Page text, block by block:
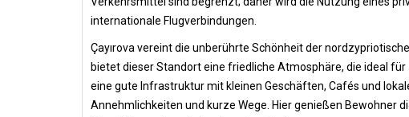
internationale Flugverbindungen.
Çayırova vereint die unberührte Schönheit der
bietet dieser Standort eine friedliche Atmosphäre, die ideal
eine gute Infrastruktur mit kleinen Geschäften, Cafés und
Annehmlichkeiten und kurze Wege. Hier genießen Bewohner